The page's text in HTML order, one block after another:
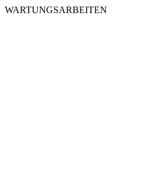
WARTUNGSARBEITEN